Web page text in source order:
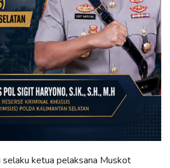
selaku ketua pelaksana Muskot